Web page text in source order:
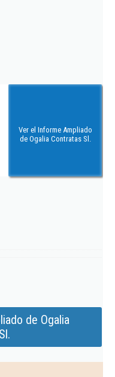
Ver el Informe Ampliado
de Ogalia Contratas Sl.
de Ogalia